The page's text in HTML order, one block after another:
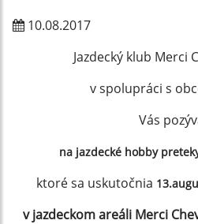
10.08.2017
Jazdecký klub Merci
v spolupráci s
Vás
na jazdecké hobby
ktoré sa uskutočnia
v jazdeckom areáli Merci